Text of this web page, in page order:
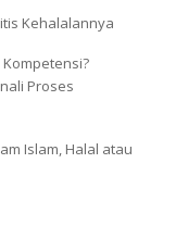
Kehalalannya
Proses
Islam, Halal atau